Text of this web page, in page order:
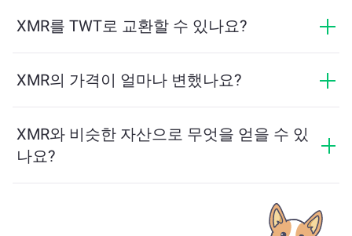
프로세스가 빠르고 익명입니다. 그러나 ChangeNOW Pro
세요!
XMR를 TWT로 교환할 수 있나요?
교환할 수 있습니다. 또한 ChangeNOW는 멀티체인 브리
XMR의 가격이 얼마나 변했나요?
니다.
XMR와 비슷한 자산으로 무엇을 얻을 수 있
나요?
스테이블코인, 유틸리티 토큰, 거버넌스 코인 또는 다른
유형일 수 있습니다. 일반적인 대안으로는 유사한 사용